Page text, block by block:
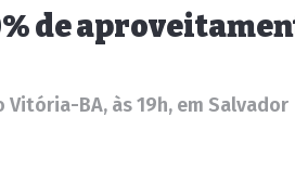
de
BA, às 19h, em Salvador